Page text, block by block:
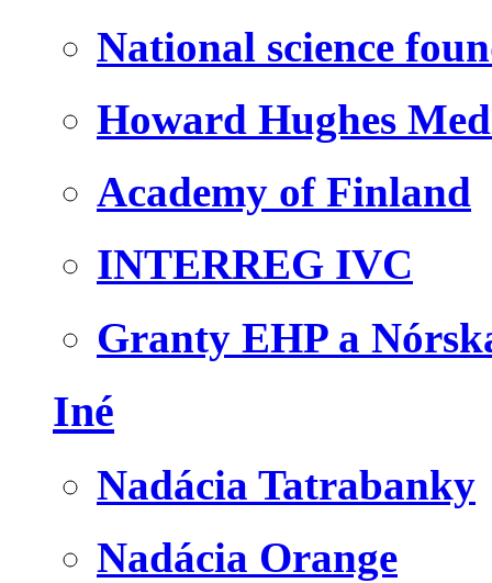
National science
Howard Hughes
Academy of Finland
INTERREG IVC
Granty EHP a
Iné
Nadácia Tatrabanky
Nadácia Orange